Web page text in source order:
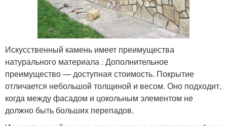
Искусственный камень имеет преимущества
натурального материала . Дополнительное
преимущество — доступная стоимость. Покрытие
отличается небольшой толщиной и весом. Оно подходит,
когда между фасадом и цокольным элементом не
должно быть больших перепадов.